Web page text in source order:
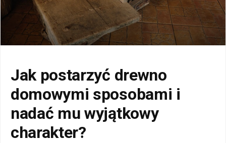
Jak postarzyć drewno
domowymi sposobami i
nadać mu wyjątkowy
charakter?